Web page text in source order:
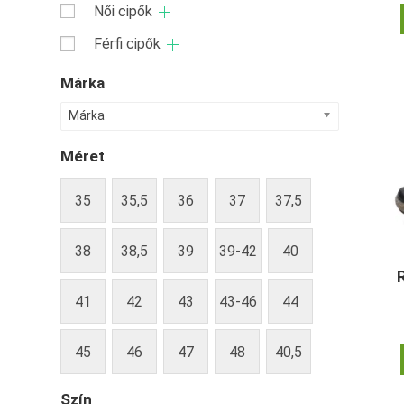
Női cipők
Férfi cipők
Márka
Márka
Méret
35 35,5 36 37 37,5
38 38,5 39 39-42 40
41 42 43 43-46 44
45 46 47 48 40,5
Szín